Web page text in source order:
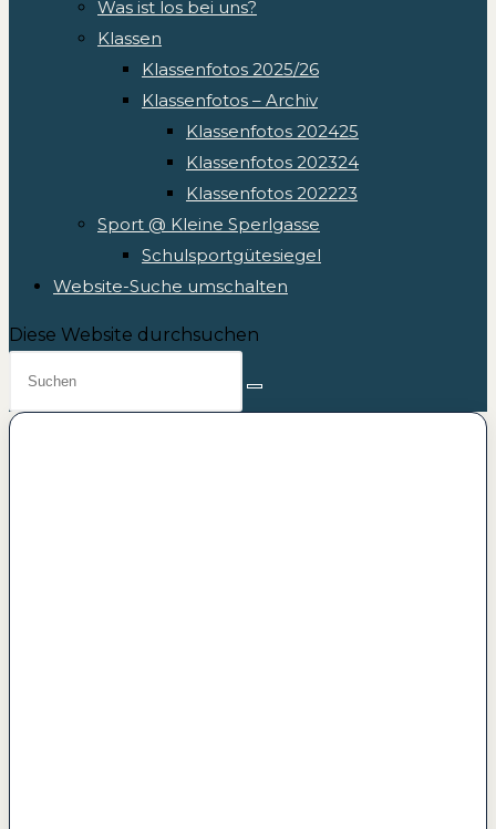
Was ist los bei uns?
Klassen
Klassenfotos 2025/26
Klassenfotos – Archiv
Klassenfotos 202425
Klassenfotos 202324
Klassenfotos 202223
Sport @ Kleine Sperlgasse
Schulsportgütesiegel
Website-Suche umschalten
Diese Website durchsuchen